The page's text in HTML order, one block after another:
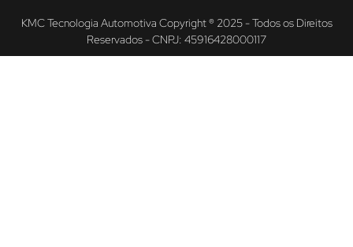
KMC Tecnologia Automotiva Copyright ® 2025 - Todos os Direitos
Reservados - CNPJ: 45916428000117